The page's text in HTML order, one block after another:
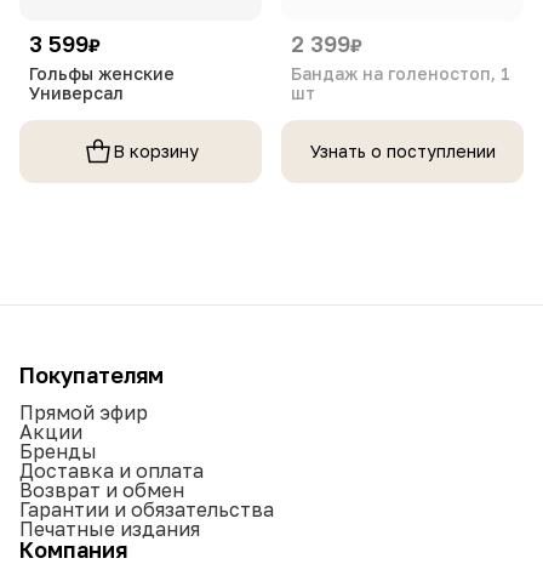
3 599₽
Гольфы женские
Универсал
В корзину
2 399₽
Бандаж на голеностоп, 1
шт
Узнать о поступлении
Покупателям
Прямой эфир
Акции
Бренды
Доставка и оплата
Возврат и обмен
Гарантии и обязательства
Печатные издания
Компания